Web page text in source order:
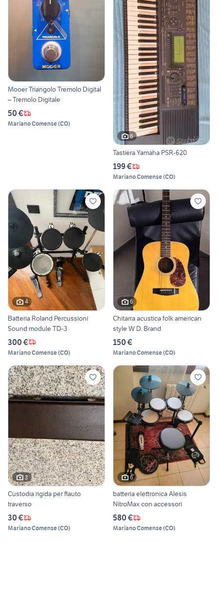
Mooer Triangolo Tremolo Digital
– Tremolo Digitale
50 €
Mariano Comense(CO)
6
Tastiera Yamaha PSR-620
199 €
Mariano Comense(CO)
4
Batteria Roland Percussioni
Sound module TD-3
300 €
Mariano Comense(CO)
6
Chitarra acustica folk american
style W D. Brand
150 €
Mariano Comense(CO)
3
Custodia rigida per flauto
traverso
30 €
Mariano Comense(CO)
6
batteria elettronica Alesis
NitroMax con accessori
580 €
Mariano Comense(CO)